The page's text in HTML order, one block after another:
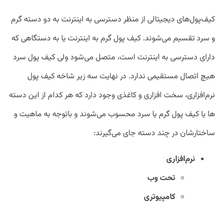
کیف‌پول‌های دیجیتالی از منظر دسترسی به اینترنت به دو دسته گرم
و سرد تقسیم می‌شوند. کیف پول گرم به اینترنت یا به دستگاهی که
دارای دسترسی به اینترنت است، متصل می‌شود ولی کیف پول سرد
هیچ اتصال مستقیمی ندارد. در نهایت سه زیر شاخه کیف پول
نرم‌افزاری، سخت افزاری و کاغذی وجود دارد که هر کدام از این دسته
ها یا کیف پول گرم یا سرد محسوب می‌شوند و باتوجه به ماهیت و
ساختارشان در چند دسته جای می‌گیرند:
نرم‌افزاری
تحت وب
کامپیوتری